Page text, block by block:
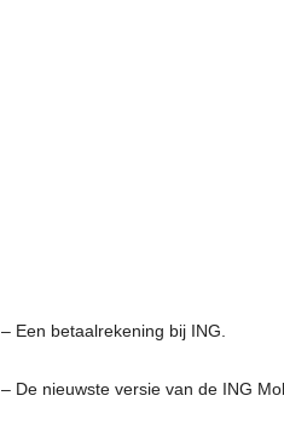
– Een betaalrekening bij ING.
– De nieuwste versie van de ING